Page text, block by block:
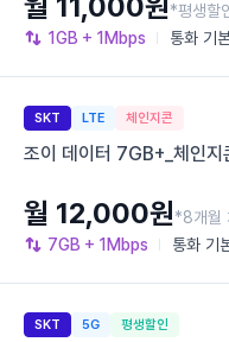
1GB + 1Mbps 통화 기
*평생할
SKT LTE 체인지콘
조이 데이터 7GB+_체인지
7GB + 1Mbps 통화 기
월 12,000원*8개월
SKT 5G 평생할인